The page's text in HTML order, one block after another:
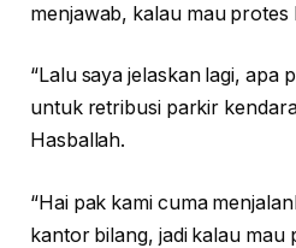
menjawab, kalau mau protes
“Lalu saya jelaskan lagi, apa
untuk retribusi parkir
Hasballah.
“Hai pak kami cuma
kantor bilang, jadi kalau mau